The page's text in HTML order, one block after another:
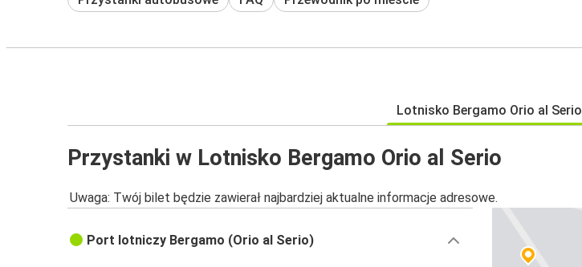
Lotnisko Bergamo Orio al Serio
Przystanki w Lotnisko Bergamo Orio al Serio
Uwaga: Twój bilet będzie zawierał najbardziej aktualne informacje adresowe.
Port lotniczy Bergamo (Orio al Serio)